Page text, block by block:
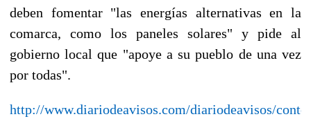
deben fomentar "las energías alternativas en la
comarca, como los paneles solares" y pide al
gobierno local que "apoye a su pueblo de una vez
por todas".
http://www.diariodeavisos.com/diariodeavisos/